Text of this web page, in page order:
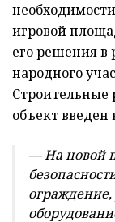
игровой
его решения
народного
объект введен
— На новой